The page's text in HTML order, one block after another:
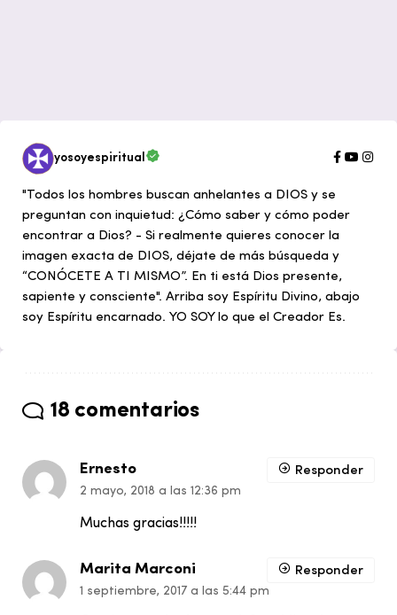
yosoyespiritual
"Todos los hombres buscan anhelantes a DIOS y se
preguntan con inquietud: ¿Cómo saber y cómo poder
encontrar a Dios? - Si realmente quieres conocer la
imagen exacta de DIOS, déjate de más búsqueda y
“CONÓCETE A TI MISMO”. En ti está Dios presente,
sapiente y consciente". Arriba soy Espíritu Divino, abajo
soy Espíritu encarnado. YO SOY lo que el Creador Es.
18 comentarios
Ernesto
2 mayo, 2018 a las 12:36 pm
Muchas gracias!!!!!
Responder
Marita Marconi
1 septiembre, 2017 a las 5:44 pm
Responder